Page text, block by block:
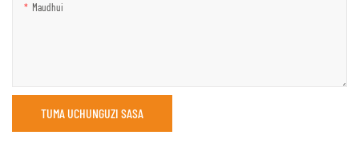
Maudhui
TUMA UCHUNGUZI SASA